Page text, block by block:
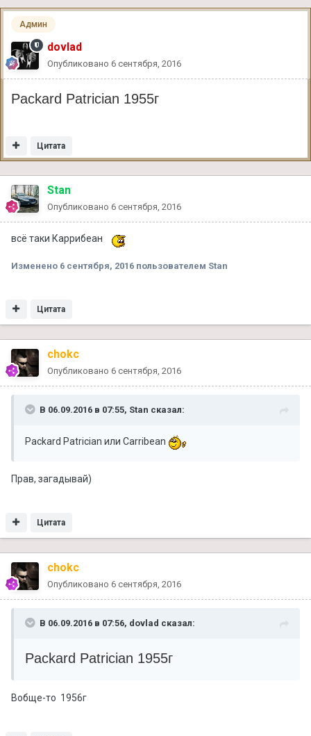
Админ
dovlad
Опубликовано 6 сентября, 2016
Packard Patrician 1955г
Цитата
Stan
Опубликовано 6 сентября, 2016
всё таки Каррибеан
Изменено 6 сентября, 2016 пользователем Stan
Цитата
chokc
Опубликовано 6 сентября, 2016
В 06.09.2016 в 07:55, Stan сказал:
Packard Patrician или Carribean
Прав, загадывай)
Цитата
chokc
Опубликовано 6 сентября, 2016
В 06.09.2016 в 07:56, dovlad сказал:
Packard Patrician 1955г
Вобще-то 1956г